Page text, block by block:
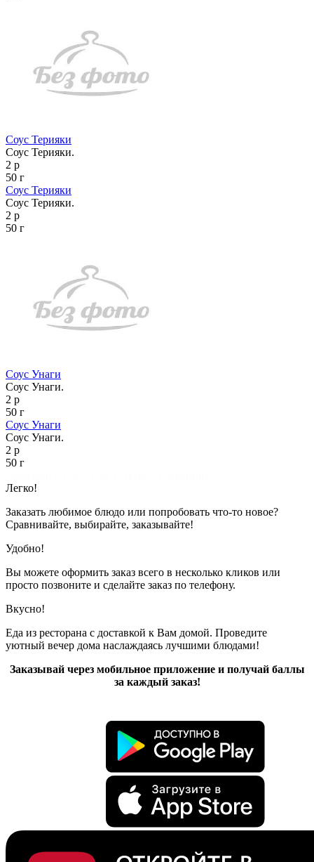
Соус Терияки
Соус Терияки.
2 р
50 г
Соус Терияки
Соус Терияки.
2 р
50 г
Соус Унаги
Соус Унаги.
2 р
50 г
Соус Унаги
Соус Унаги.
2 р
50 г
Легко!
Заказать любимое блюдо или попробовать что-то новое?
Сравнивайте, выбирайте, заказывайте!
Удобно!
Вы можете оформить заказ всего в несколько кликов или
просто позвоните и сделайте заказ по телефону.
Вкусно!
Еда из ресторана с доставкой к Вам домой. Проведите
уютный вечер дома наслаждаясь лучшими блюдами!
Заказывай через мобильное приложение и получай баллы
за каждый заказ!